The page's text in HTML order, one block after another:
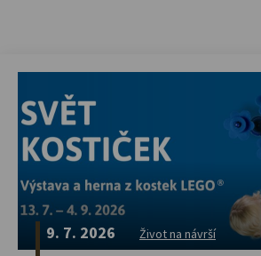
9. 7. 2026 Život na návrší